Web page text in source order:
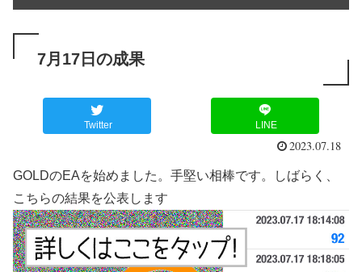
7月17日の成果
Twitter LINE
2023.07.18
GOLDのEAを始めました。手堅い相棒です。しばらく、
こちらの結果を公表します